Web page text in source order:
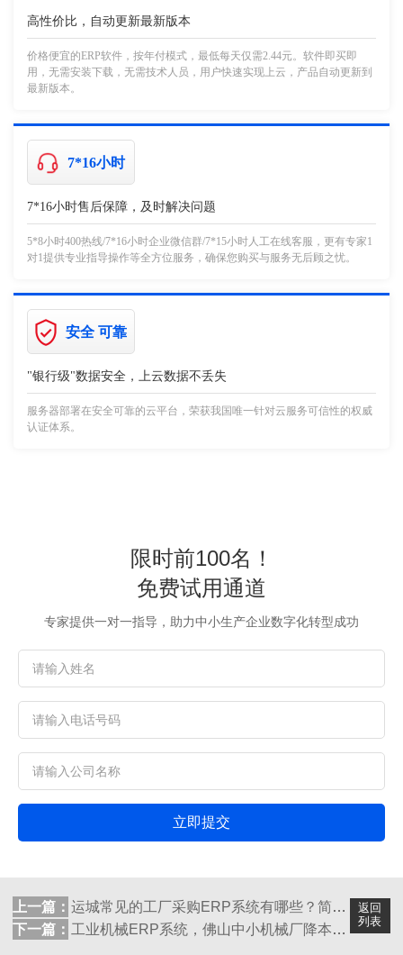
高性价比，自动更新最新版本
价格便宜的ERP软件，按年付模式，最低每天仅需2.44元。软件即买即
用，无需安装下载，无需技术人员，用户快速实现上云，产品自动更新到
最新版本。
7*16小时
7*16小时售后保障，及时解决问题
5*8小时400热线/7*16小时企业微信群/7*15小时人工在线客服，更有专家1
对1提供专业指导操作等全方位服务，确保您购买与服务无后顾之忧。
安全 可靠
"银行级"数据安全，上云数据不丢失
服务器部署在安全可靠的云平台，荣获我国唯一针对云服务可信性的权威
认证体系。
限时前100名！
免费试用通道
专家提供一对一指导，助力中小生产企业数字化转型成功
立即提交
返回
列表
上一篇： 运城常见的工厂采购ERP系统有哪些？简单...
下一篇： 工业机械ERP系统，佛山中小机械厂降本增...